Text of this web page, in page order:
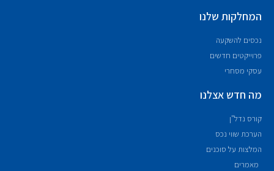
המחלקות שלנו
נכסים להשקעה
פרוייקטים חדשים
עסקי מסחרי
מה חדש אצלנו
קורס נדל"ן
הערכת שווי נכס
המלצות על סוכנים
מאמרים